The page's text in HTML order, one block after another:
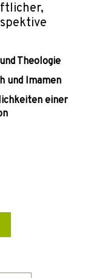
Theologie
und Imamen
einer